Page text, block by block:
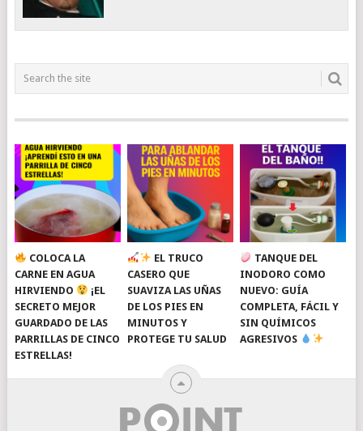
COLOCA LA
CARNE EN AGUA
HIRVIENDO
¡EL
SECRETO MEJOR
GUARDADO DE LAS
PARRILLAS DE CINCO
ESTRELLAS!
EL TRUCO
CASERO QUE
SUAVIZA LAS UÑAS
DE LOS PIES EN
MINUTOS Y
PROTEGE TU SALUD
TANQUE DEL
INODORO COMO
NUEVO: GUÍA
COMPLETA, FÁCIL Y
SIN QUÍMICOS
AGRESIVOS